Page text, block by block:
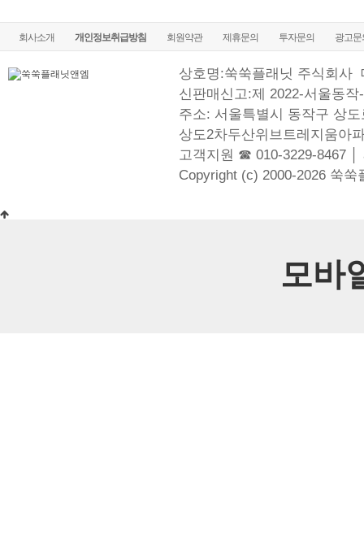
회사소개 개인정보취급방침 회원약관 제휴문의 투자문의 광고문
상호명:쑥쑥플래닛 주식회사
신판매신고:제 2022-서울동작
주소: 서울특별시 동작구 상
상도2차두산위브트레지움아
고객지원 ☎ 010-3229-8467 │
Copyright (c) 2000-2026 쑥
모바